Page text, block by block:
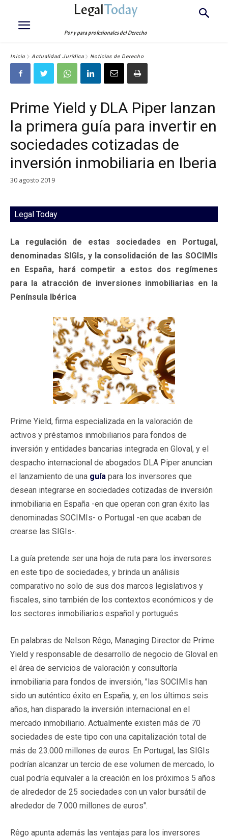
LegalToday
Por y para profesionales del Derecho
Inicio Actualidad Jurídica Noticias de Derecho
Prime Yield y DLA Piper lanzan
la primera guía para invertir en
sociedades cotizadas de
inversión inmobiliaria en Iberia
30 agosto 2019
Legal Today
La regulación de estas sociedades en Portugal,
denominadas SIGIs, y la consolidación de las SOCIMIs
en España, hará competir a estos dos regímenes
para la atracción de inversiones inmobiliarias en la
Península Ibérica
Prime Yield, firma especializada en la valoración de
activos y préstamos inmobiliarios para fondos de
inversión y entidades bancarias integrada en Gloval, y el
despacho internacional de abogados DLA Piper anuncian
el lanzamiento de una guía para los inversores que
desean integrarse en sociedades cotizadas de inversión
inmobiliaria en España -en que operan con gran éxito las
denominadas SOCIMIs- o Portugal -en que acaban de
crearse las SIGIs-.
La guía pretende ser una hoja de ruta para los inversores
en este tipo de sociedades, y brinda un análisis
comparativo no solo de sus dos marcos legislativos y
fiscales, sino también de los contextos económicos y de
los sectores inmobiliarios español y portugués.
En palabras de Nelson Rêgo, Managing Director de Prime
Yield y responsable de desarrollo de negocio de Gloval en
el área de servicios de valoración y consultoría
inmobiliaria para fondos de inversión, "las SOCIMIs han
sido un auténtico éxito en España, y, en los últimos seis
años, han disparado la inversión internacional en el
mercado inmobiliario. Actualmente existen más de 70
sociedades de este tipo con una capitalización total de
más de 23.000 millones de euros. En Portugal, las SIGIs
podrían alcanzar un tercio de ese volumen de mercado, lo
cual podría equivaler a la creación en los próximos 5 años
de alrededor de 25 sociedades con un valor bursátil de
alrededor de 7.000 millones de euros".
Rêgo apunta además las ventajas para los inversores